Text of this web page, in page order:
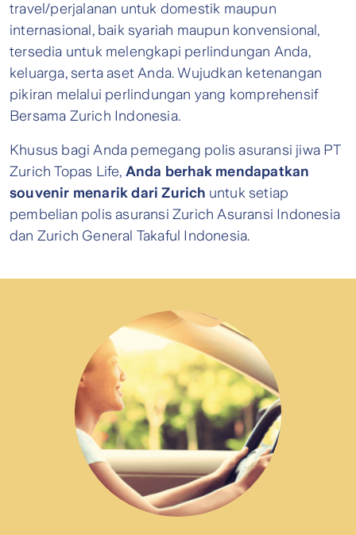
travel/perjalanan untuk domestik maupun
internasional, baik syariah maupun konvensional,
tersedia untuk melengkapi perlindungan Anda,
keluarga, serta aset Anda. Wujudkan ketenangan
pikiran melalui perlindungan yang komprehensif
Bersama Zurich Indonesia.
Khusus bagi Anda pemegang polis asuransi jiwa PT
Zurich Topas Life, Anda berhak mendapatkan
souvenir menarik dari Zurich untuk setiap
pembelian polis asuransi Zurich Asuransi Indonesia
dan Zurich General Takaful Indonesia.